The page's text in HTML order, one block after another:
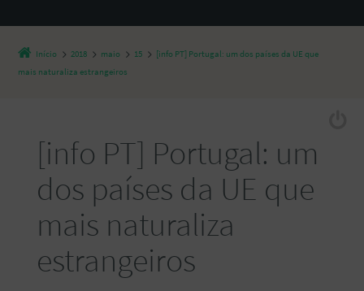
Início 2018 maio 15
[info PT] Portugal: um dos países da UE que
mais naturaliza estrangeiros
[info PT] Portugal: um
dos países da UE que
mais naturaliza
estrangeiros